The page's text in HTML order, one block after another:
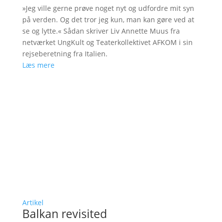
»Jeg ville gerne prøve noget nyt og udfordre mit syn
på verden. Og det tror jeg kun, man kan gøre ved at
se og lytte.« Sådan skriver Liv Annette Muus fra
netværket UngKult og Teaterkollektivet AFKOM i sin
rejseberetning fra Italien.
Læs mere
Artikel
Balkan revisited